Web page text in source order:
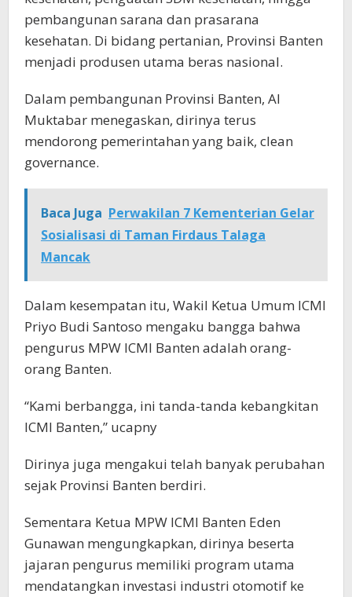
pembangunan sarana dan prasarana
kesehatan. Di bidang pertanian, Provinsi Banten
menjadi produsen utama beras nasional.
Dalam pembangunan Provinsi Banten, Al
Muktabar menegaskan, dirinya terus
mendorong pemerintahan yang baik, clean
governance.
Baca Juga Perwakilan 7 Kementerian Gelar
Sosialisasi di Taman Firdaus Talaga
Mancak
Dalam kesempatan itu, Wakil Ketua Umum ICMI
Priyo Budi Santoso mengaku bangga bahwa
pengurus MPW ICMI Banten adalah orang-
orang Banten.
“Kami berbangga, ini tanda-tanda kebangkitan
ICMI Banten,” ucapny
Dirinya juga mengakui telah banyak perubahan
sejak Provinsi Banten berdiri.
Sementara Ketua MPW ICMI Banten Eden
Gunawan mengungkapkan, dirinya beserta
jajaran pengurus memiliki program utama
mendatangkan investasi industri otomotif ke